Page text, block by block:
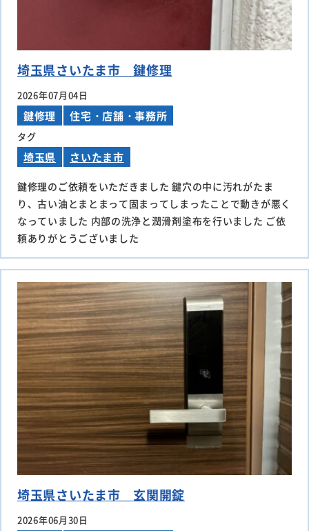
埼玉県さいたま市 鍵修理
2026年07月04日
鍵修理 住宅・店舗・事務所
タグ
埼玉県 さいたま市
鍵修理のご依頼をいただきました 鍵穴の中に汚れがたま
り、古い油とまとまって固まってしまったことで動きが悪く
なっていました 内部の洗浄と潤滑剤塗布を行いました ご依
頼ありがとうございました
埼玉県さいたま市 玄関開錠
2026年06月30日